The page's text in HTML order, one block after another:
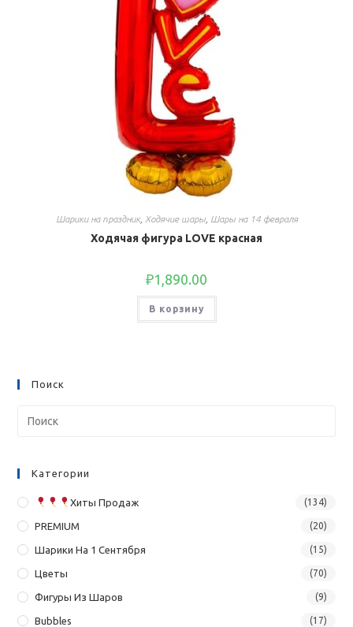
Шарики на праздник, Ходячие шары, Шары на 14 февраля
Ходячая фигура LOVE красная
₽1,890.00
В корзину
Поиск
Категории
Хиты Продаж (134)
PREMIUM (20)
Шарики На 1 Сентября (15)
Цветы (70)
Фигуры Из Шаров (9)
Bubbles (17)